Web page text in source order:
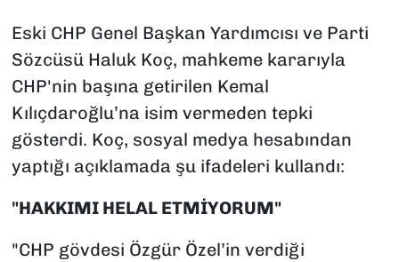
Eski CHP Genel Başkan Yardımcısı ve Parti
Sözcüsü Haluk Koç, mahkeme kararıyla
CHP'nin başına getirilen Kemal
Kılıçdaroğlu’na isim vermeden tepki
gösterdi. Koç, sosyal medya hesabından
yaptığı açıklamada şu ifadeleri kullandı:
"HAKKIMI HELAL ETMİYORUM"
"CHP gövdesi Özgür Özel’in verdiği